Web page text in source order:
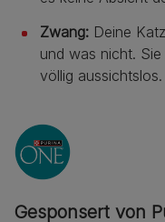
Zwang: Deine
und was nicht.
völlig aussichtslos.
Gesponsert von